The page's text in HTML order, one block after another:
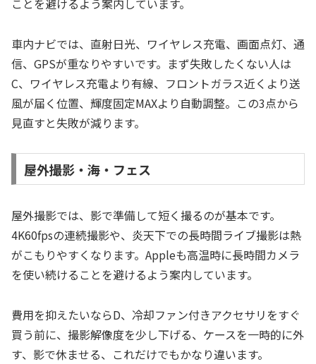
ことを避けるよう案内しています。
車内ナビでは、直射日光、ワイヤレス充電、画面点灯、通
信、GPSが重なりやすいです。まず失敗したくない人は
C、ワイヤレス充電より有線、フロントガラス近くより送
風が届く位置、輝度固定MAXより自動調整。この3点から
見直すと失敗が減ります。
屋外撮影・海・フェス
屋外撮影では、影で準備して短く撮るのが基本です。
4K60fpsの連続撮影や、炎天下での長時間ライブ撮影は熱
がこもりやすくなります。Appleも高温時に長時間カメラ
を使い続けることを避けるよう案内しています。
費用を抑えたいならD、冷却ファン付きアクセサリをすぐ
買う前に、撮影解像度を少し下げる、ケースを一時的に外
す、影で休ませる、これだけでもかなり違います。